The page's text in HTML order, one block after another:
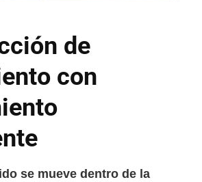
de
con
se mueve dentro de la